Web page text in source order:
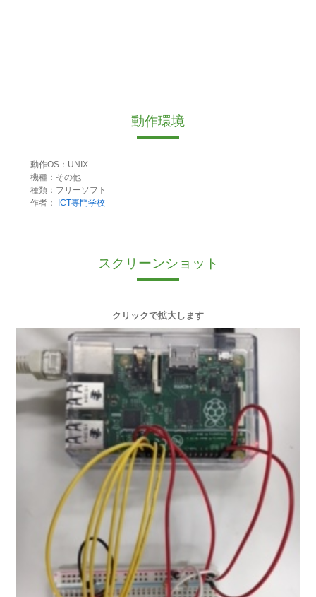
動作環境
動作OS：UNIX
機種：その他
種類：フリーソフト
作者：
ICT専門学校
スクリーンショット
クリックで拡大します